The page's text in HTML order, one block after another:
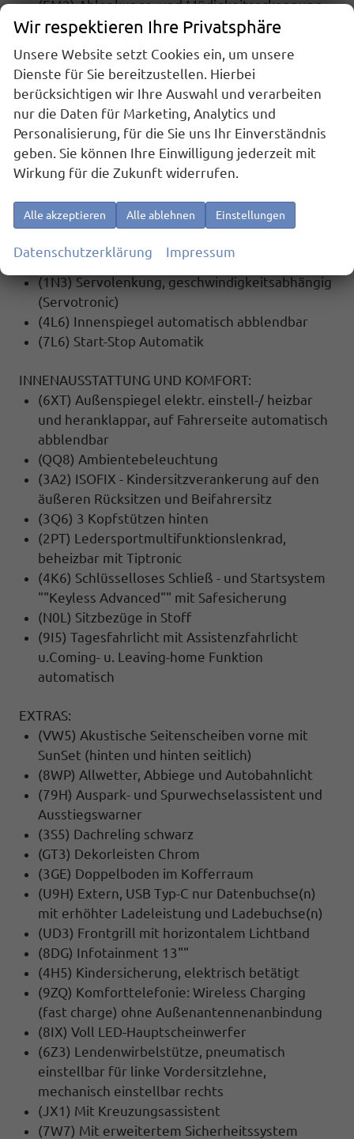
(EM2) Ablenkungs- und Müdigkeitserkennung
(4UF) Airbag FS und BFS, ohne Knieairbag, mit
(UG1) Berganfahrassistent
(7AS) Diebstahlalarmanlage, Innenraumüber-
wachung,Back-up-Horn und Abschleppschutz
(7X2) Einparkhilfe vorne und hinten
(8J3) Front Assist mit Warnen und Bremsen auf
Fahrzeuge, Fußgänger und Radfahrer
(4G3) Mit Ausweichunterstützung mit
Abbiegeassistent
(8G5) Multipler Matrix-Beam
(NZ4) Privater Notruf
(1N3) Servolenkung, geschwindigkeitsabhängig
(Servotronic)
(4L6) Innenspiegel automatisch abblendbar
(7L6) Start-Stop Automatik
INNENAUSSTATTUNG UND KOMFORT:
(6XT) Außenspiegel elektr. einstell-/ heizbar
und heranklappar, auf Fahrerseite automatisch
abblendbar
(QQ8) Ambientebeleuchtung
(3A2) ISOFIX - Kindersitzverankerung auf den
äußeren Rücksitzen und Beifahrersitz
(3Q6) 3 Kopfstützen hinten
(2PT) Ledersportmultifunktionslenkrad,
beheizbar mit Tiptronic
(4K6) Schlüsselloses Schließ - und Startsystem
""Keyless Advanced"" mit Safesicherung
(N0L) Sitzbezüge in Stoff
(9I5) Tagesfahrlicht mit Assistenzfahrlicht
u.Coming- u. Leaving-home Funktion
automatisch
EXTRAS:
(VW5) Akustische Seitenscheiben vorne mit
SunSet (hinten und hinten seitlich)
(8WP) Allwetter, Abbiege und Autobahnlicht
(79H) Auspark- und Spurwechselassistent und
Ausstiegswarner
(3S5) Dachreling schwarz
(GT3) Dekorleisten Chrom
(3GE) Doppelboden im Kofferraum
(U9H) Extern, USB Typ-C nur Datenbuchse(n)
mit erhöhter Ladeleistung und Ladebuchse(n)
(UD3) Frontgrill mit horizontalem Lichtband
(8DG) Infotainment 13""
(4H5) Kindersicherung, elektrisch betätigt
(9ZQ) Komforttelefonie: Wireless Charging
(fast charge) ohne Außenantennenanbindung
(8IX) Voll LED-Hauptscheinwerfer
(6Z3) Lendenwirbelstütze, pneumatisch
einstellbar für linke Vordersitzlehne,
mechanisch einstellbar rechts
(JX1) Mit Kreuzungsassistent
(7W7) Mit erweitertem Sicherheitssystem
Wir respektieren Ihre Privatsphäre
Unsere Website setzt Cookies ein, um unsere
Dienste für Sie bereitzustellen. Hierbei
berücksichtigen wir Ihre Auswahl und verarbeiten
nur die Daten für Marketing, Analytics und
Personalisierung, für die Sie uns Ihr Einverständnis
geben. Sie können Ihre Einwilligung jederzeit mit
Wirkung für die Zukunft widerrufen.
Alle akzeptieren Alle ablehnen Einstellungen
Datenschutzerklärung Impressum